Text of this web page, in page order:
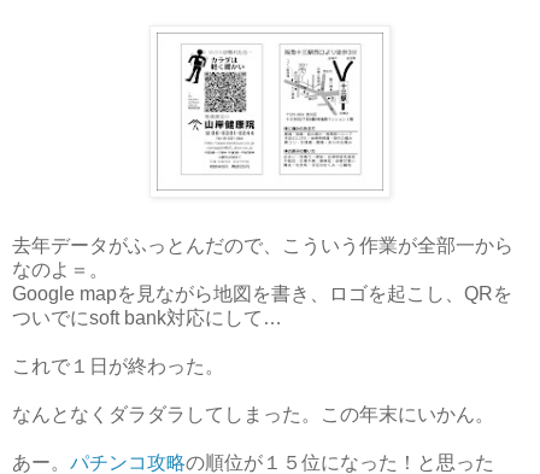
去年データがふっとんだので、こういう作業が全部一から
なのよ＝。
Google mapを見ながら地図を書き、ロゴを起こし、QRを
ついでにsoft bank対応にして…
これで１日が終わった。
なんとなくダラダラしてしまった。この年末にいかん。
あー。 パチンコ攻略の順位が１５位になった！と思った